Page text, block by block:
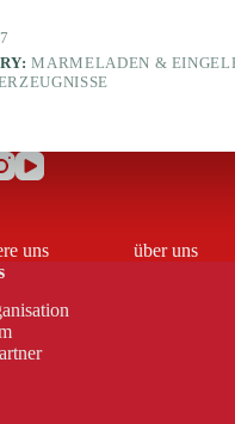
MARMELADEN &
uns über uns